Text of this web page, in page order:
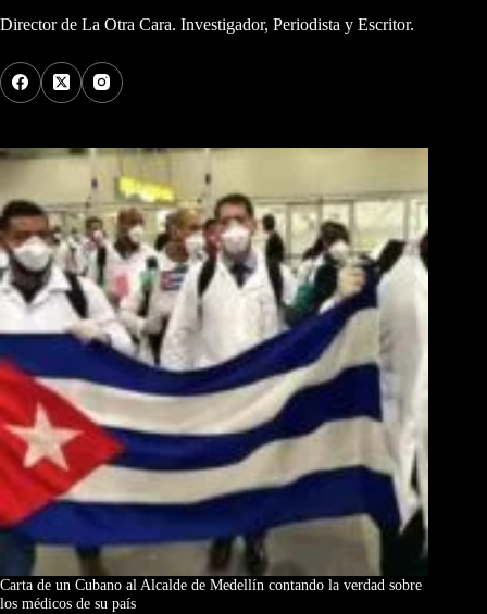
Director de La Otra Cara. Investigador, Periodista y Escritor.
Carta de un Cubano al Alcalde de Medellín contando la verdad sobre
los médicos de su país